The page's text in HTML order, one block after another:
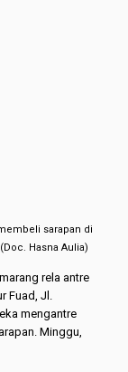
sarapan di
Hasna Aulia)
rela antre
Fuad, Jl.
mengantre
Minggu,